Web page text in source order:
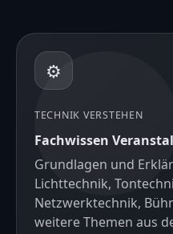
⚙
TECHNIK VERSTEHEN
Fachwissen
Grundlagen und
Lichttechnik,
Netzwerktechnik,
weitere Themen aus